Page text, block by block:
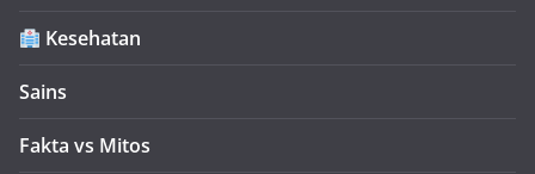
Kesehatan
Sains
Fakta vs Mitos